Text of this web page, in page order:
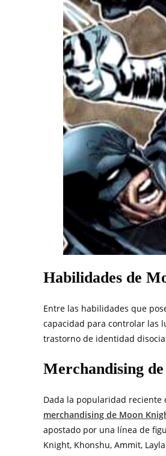
Habilidades de
Entre las habilidades que
capacidad para controlar las
trastorno de identidad
Merchandising
Dada la popularidad reciente
merchandising de Moon
apostado por una línea de
Knight, Khonshu, Ammit,